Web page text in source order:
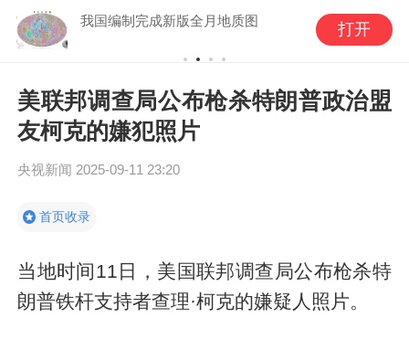
我国编制完成新版全月地质图 打开
美联邦调查局公布枪杀特朗普政治盟
友柯克的嫌犯照片
央视新闻 2025-09-11 23:20
首页收录
当地时间11日，美国联邦调查局公布枪杀特
朗普铁杆支持者查理·柯克的嫌疑人照片。